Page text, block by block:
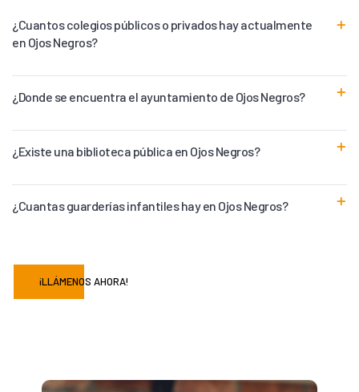
¿Cuantos colegios públicos o privados hay actualmente
en Ojos Negros?
¿Donde se encuentra el ayuntamiento de Ojos Negros?
¿Existe una biblioteca pública en Ojos Negros?
¿Cuantas guarderías infantiles hay en Ojos Negros?
¡LLÁMENOS AHORA!